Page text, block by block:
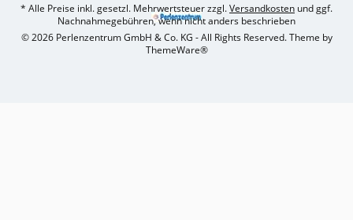
* Alle Preise inkl. gesetzl. Mehrwertsteuer zzgl.Versandkosten und ggf.
Nachnahmegebühren, wenn nicht anders beschrieben
© 2026 Perlenzentrum GmbH & Co. KG - All Rights Reserved. Theme by
ThemeWare®